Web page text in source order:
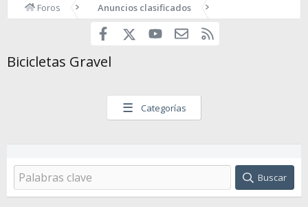
Foros Anuncios clasificados
Facebook youtubeContáctanos
Bicicletas Gravel
☰ Categorías
Buscar